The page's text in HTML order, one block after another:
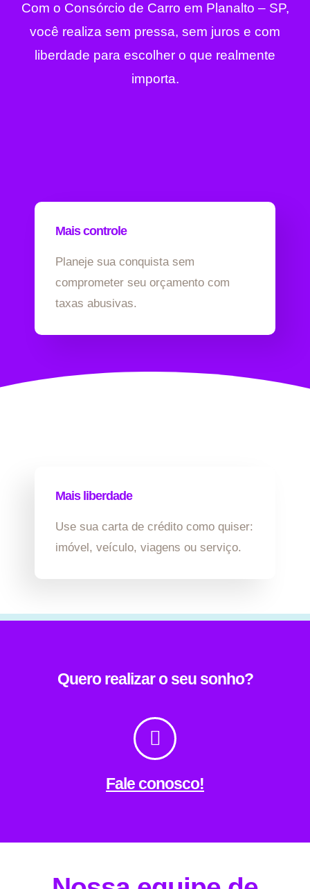
Com o Consórcio de Carro em Planalto – SP,
você realiza sem pressa, sem juros e com
liberdade para escolher o que realmente
importa.
Mais controle
Planeje sua conquista sem
comprometer seu orçamento com
taxas abusivas.
Mais liberdade
Use sua carta de crédito como quiser:
imóvel, veículo, viagens ou serviço.
Quero realizar o seu sonho?
Fale conosco!